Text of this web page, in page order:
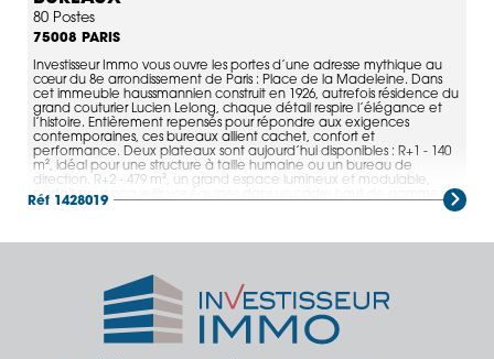
80 Postes
75008 PARIS
Investisseur Immo vous ouvre les portes d’une adresse mythique au
cœur du 8e arrondissement de Paris : Place de la Madeleine. Dans
cet immeuble haussmannien construit en 1926, autrefois résidence du
grand couturier Lucien Lelong, chaque détail respire l’élégance et
l’histoire. Entièrement repensés pour répondre aux exigences
contemporaines, ces bureaux allient cachet, confort et
performance. Deux plateaux sont aujourd’hui disponibles : R+1 - 140
m², idéal pour une structure à taille humaine ou un bureau de
direction. R+2 - 479 m², un grand espace lumineux et modulable,
parfait pour accueillir vos équipes dans un cadre haut de gamme.
l’Olympia, le musée du Jeu de Paume et celui de l’Orangerie.
Réf 1428019